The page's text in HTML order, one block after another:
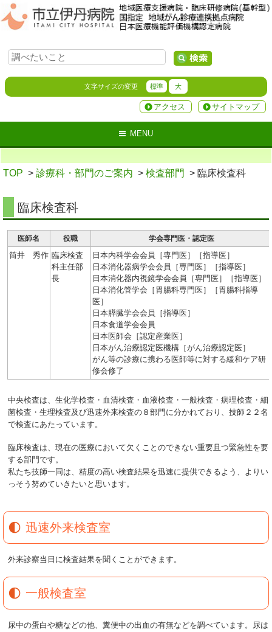
文字サイズの変更 標準 大
サイトマップ
アクセス
MENU
TOP > 診療科・部門のご案内 > 検査部門 > 臨床検査科
臨床検査科
医師名 役職 学会専門医・認定医
筒井 秀作 臨床検査
科主任部
長
日本内科学会会員［専門医］［指導医］
日本消化器病学会会員［専門医］［指導医］
日本消化器内視鏡学会会員［専門医］［指導医］
日本消化管学会［胃腸科専門医］［胃腸科指導
医］
日本膵臓学会会員［指導医］
日本食道学会会員
日本医師会［認定産業医］
日本がん治療認定医機構［がん治療認定医］
がん等の診療に携わる医師等に対する緩和ケア研
修会修了
中央検査は、生化学検査・血清検査・血液検査・一般検査・病理検査・細
菌検査・生理検査及び迅速外来検査の８部門に分かれており、技師２２名
で検査にあたっています。
臨床検査は、現在の医療において欠くことのできない重要且つ緊急性を要
する部門です。
私たち技師一同は、精度の高い検査結果を迅速に提供できるよう、よりい
っそう努めていきたいと思います。
迅速外来検査室
外来診察当日に検査結果を聞くことができます。
一般検査室
尿中の蛋白や糖などの他、糞便中の出血の有無などを調べています。尿は